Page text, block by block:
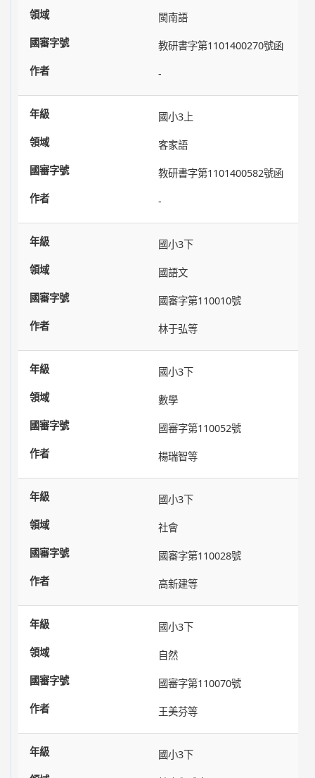
閩南語
教研書字第1101400270號函
-
國小3上
客家語
教研書字第1101400582號函
-
國小3下
國語文
國審字第110010號
林于弘等
國小3下
數學
國審字第110052號
楊瑞智等
國小3下
社會
國審字第110028號
高新建等
國小3下
自然
國審字第110070號
王美芬等
國小3下